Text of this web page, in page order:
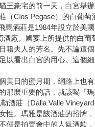
王豪宅的前一天，白宮舉
（Clos Pegase）的白葡萄
馬酒莊是1984年設立於美
酒廠。國宴上所提供的白葡
籍夫人的芳名。先不論這
以看出白宮的用心。這個
美日的蜜月期，網路上也
那麼重要的話，就該喝『瑪
酒莊（Dalla Valle
性。瑪雅是該酒莊的招牌
僅是拍賣會中的人氣酒款